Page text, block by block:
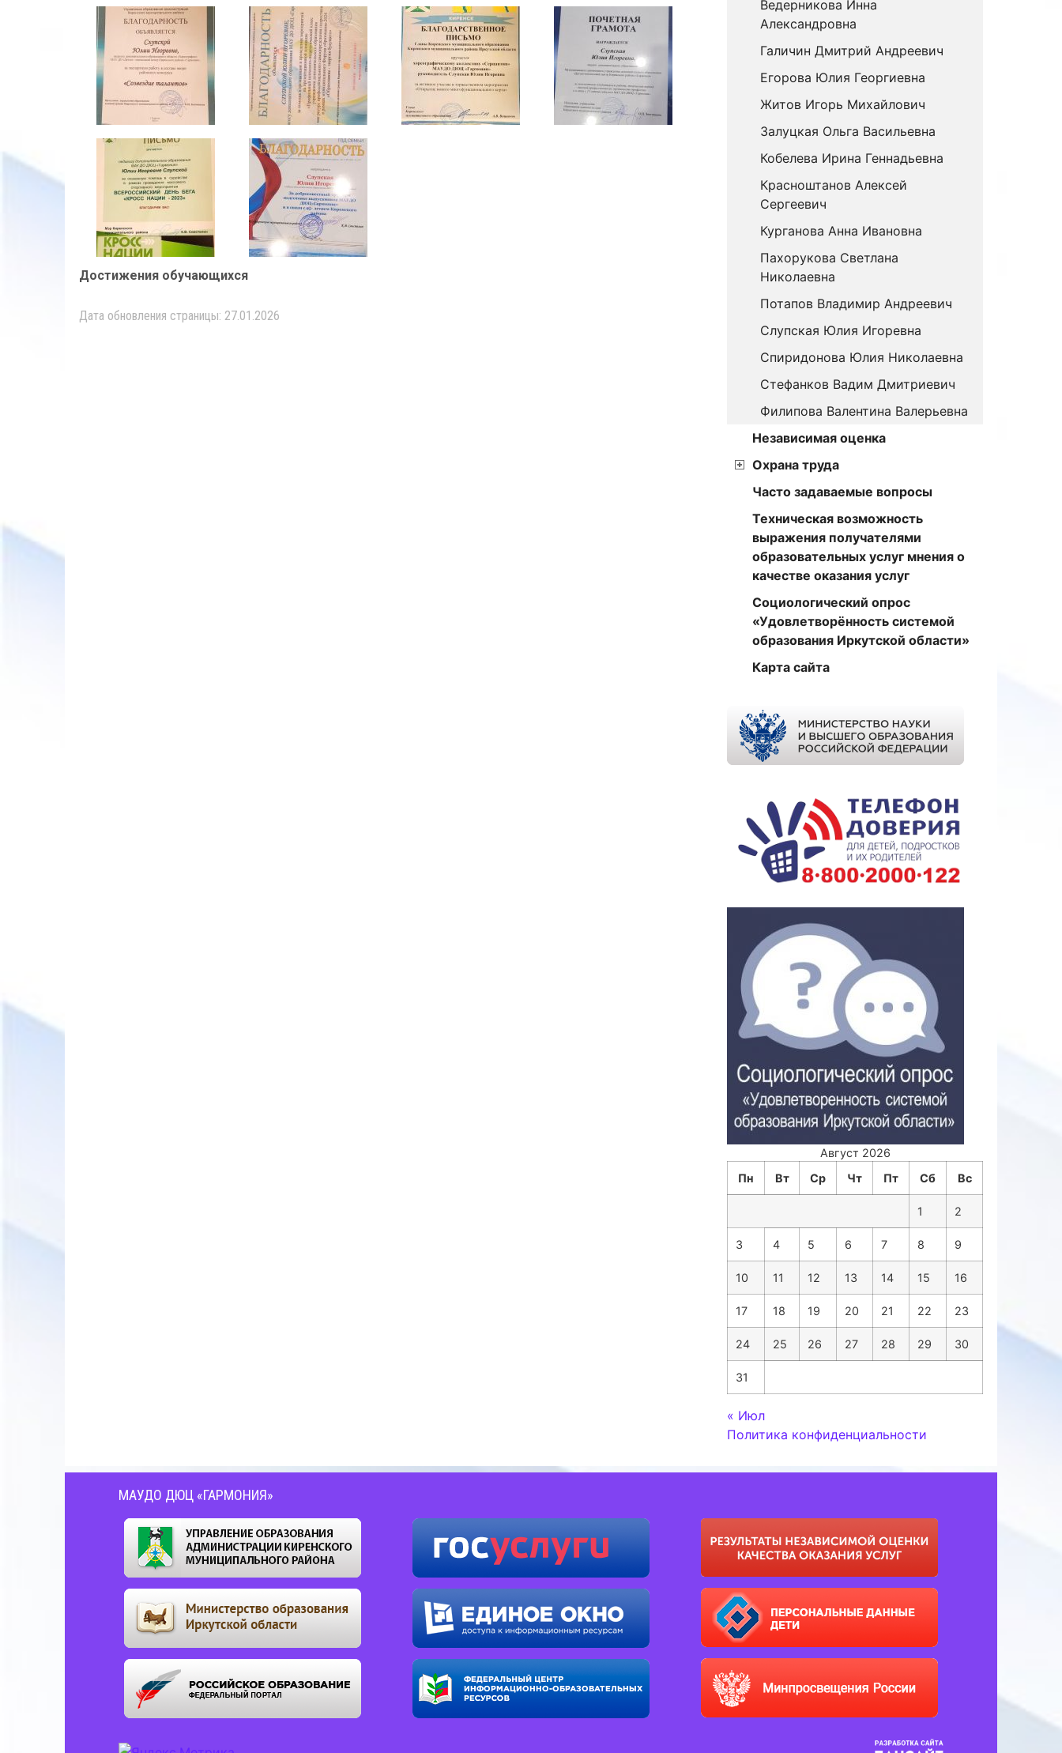
Достижения обучающихся
Дата обновления страницы: 27.01.2026
Ведерникова Инна
Александровна
Галичин Дмитрий Андреевич
Егорова Юлия Георгиевна
Житов Игорь Михайлович
Залуцкая Ольга Васильевна
Кобелева Ирина Геннадьевна
Красноштанов Алексей
Сергеевич
Курганова Анна Ивановна
Пахорукова Светлана
Николаевна
Потапов Владимир Андреевич
Слупская Юлия Игоревна
Спиридонова Юлия Николаевна
Стефанков Вадим Дмитриевич
Филипова Валентина Валерьевна
Независимая оценка
Охрана труда
Часто задаваемые вопросы
Техническая возможность
выражения получателями
образовательных услуг мнения о
качестве оказания услуг
Социологический опрос
«Удовлетворённость системой
образования Иркутской области»
Карта сайта
Август 2026
Пн
Вт Ср Чт Пт Сб Вс
1 2
3 4 5 6 7 8 9
10 11 12 13 14 15 16
17 18 19 20 21 22 23
24 25 26 27 28 29 30
31
« Июл
Политика конфиденциальности
МАУДО ДЮЦ «ГАРМОНИЯ»